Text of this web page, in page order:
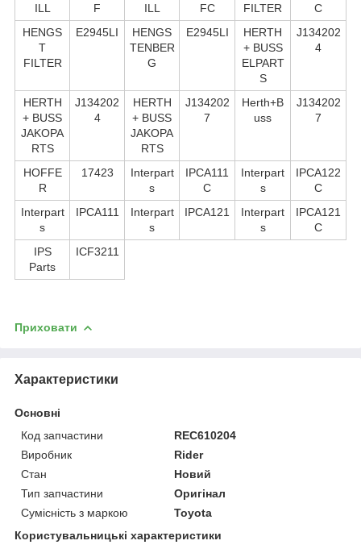
ILL
F
ILL
FC
FILTER
C
HENGS
T
FILTER
E2945LI
HENGS
TENBER
G
E2945LI
HERTH
+ BUSS
ELPART
S
J134202
4
HERTH
+ BUSS
JAKOPA
RTS
J134202
4
HERTH
+ BUSS
JAKOPA
RTS
J134202
7
Herth+B
uss
J134202
7
HOFFE
R
17423
Interpart
s
IPCA111
C
Interpart
s
IPCA122
C
Interpart
s
IPCA111
Interpart
s
IPCA121
Interpart
s
IPCA121
C
IPS
Parts
ICF3211
Приховати
Характеристики
Основні
Код запчастини
REC610204
Виробник
Rider
Стан
Новий
Тип запчастини
Оригінал
Сумісність з маркою
Toyota
Користувальницькі характеристики